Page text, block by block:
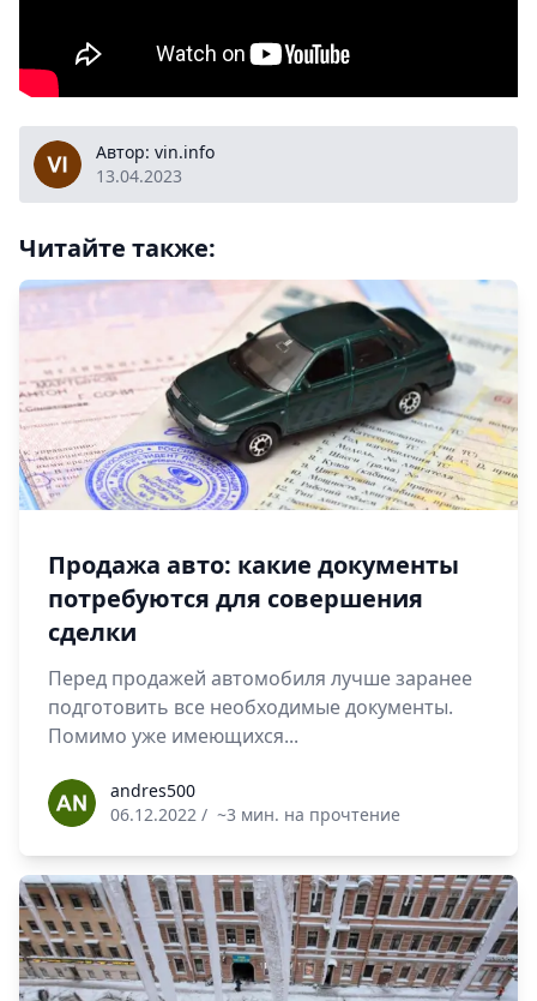
vin.infoАвтор: vin.info
13.04.2023
Читайте также:
Продажа авто: какие документы
потребуются для совершения
сделки
Перед продажей автомобиля лучше заранее
подготовить все необходимые документы.
Помимо уже имеющихся...
andres500andres500
06.12.2022 / ~3 мин. на прочтение